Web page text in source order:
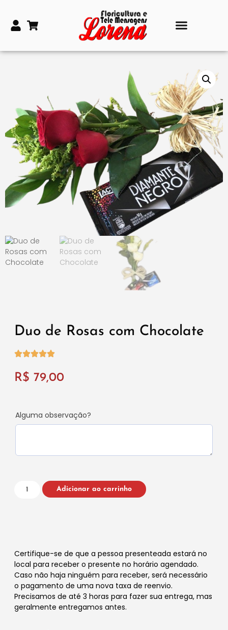
Duo de Rosas com Chocolate
R$ 79,00
Alguma observação?
Adicionar ao carrinho
Certifique-se de que a pessoa presenteada estará no
local para receber o presente no horário agendado.
Caso não haja ninguém para receber, será necessário
o pagamento de uma nova taxa de reenvio.
Precisamos de até 3 horas para fazer sua entrega, mas
geralmente entregamos antes.